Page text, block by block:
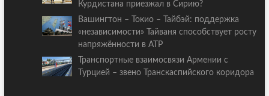
Курдистана приезжал в Сирию?
Вашингтон – Токио – Тайбэй: поддержка
«независимости» Тайваня способствует росту
напряжённости в АТР
Транспортные взаимосвязи Армении с
Турцией – звено Транскаспийского коридора